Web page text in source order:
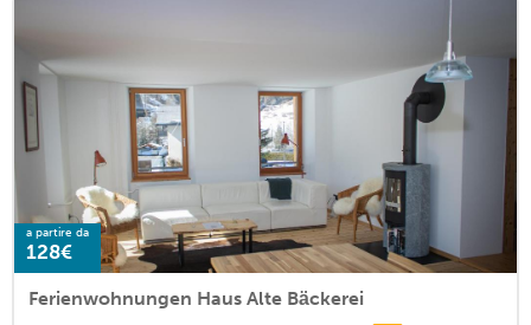
a partire da
128€
Ferienwohnungen Haus Alte Bäckerei